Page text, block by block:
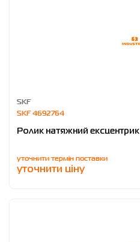
SKF
SKF 4692764
Ролик натяжний ексцентрик
уточнити термін поставки
уточнити ціну